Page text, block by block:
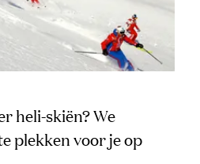
heli-skiën? We
plekken voor je op